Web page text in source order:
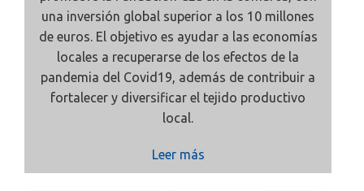
una inversión global superior a los 10 millones
de euros. El objetivo es ayudar a las economías
locales a recuperarse de los efectos de la
pandemia del Covid19, además de contribuir a
fortalecer y diversificar el tejido productivo
local.
Leer más